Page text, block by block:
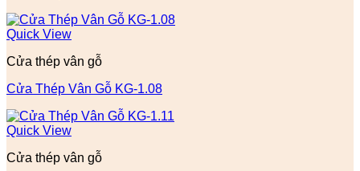
Quick View
Cửa thép vân gỗ
Cửa Thép Vân Gỗ KG-1.08
Quick View
Cửa thép vân gỗ